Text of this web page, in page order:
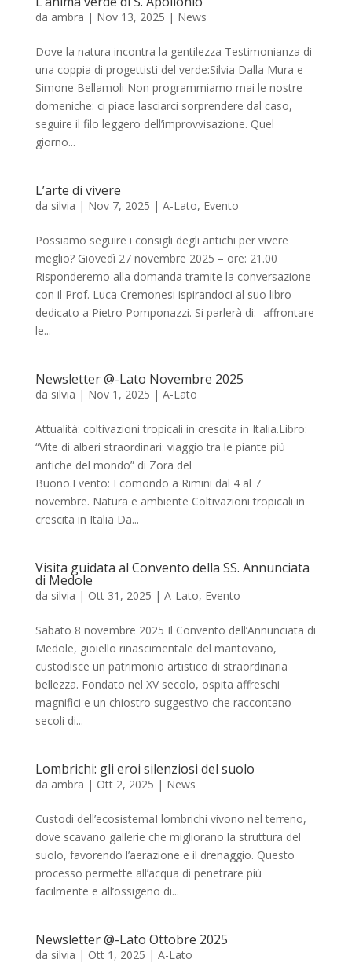
da ambra | Nov 13, 2025 | News
Dove la natura incontra la gentilezza Testimonianza di
una coppia di progettisti del verde:Silvia Dalla Mura e
Simone Bellamoli Non programmiamo mai le nostre
domeniche: ci piace lasciarci sorprendere dal caso,
seguire il filo leggero dell’improvvisazione. Quel
giorno...
L’arte di vivere
da silvia | Nov 7, 2025 | A-Lato, Evento
Possiamo seguire i consigli degli antichi per vivere
meglio? Giovedì 27 novembre 2025 – ore: 21.00
Risponderemo alla domanda tramite la conversazione
con il Prof. Luca Cremonesi ispirandoci al suo libro
dedicato a Pietro Pomponazzi. Si parlerà di:- affrontare
le...
Newsletter @-Lato Novembre 2025
da silvia | Nov 1, 2025 | A-Lato
Attualità: coltivazioni tropicali in crescita in Italia.Libro:
“Vite di alberi straordinari: viaggio tra le piante più
antiche del mondo” di Zora del
Buono.Evento: Ecomondo a Rimini dal 4 al 7
novembre. Natura e ambiente Coltivazioni tropicali in
crescita in Italia Da...
Visita guidata al Convento della SS. Annunciata
di Medole
da silvia | Ott 31, 2025 | A-Lato, Evento
Sabato 8 novembre 2025 Il Convento dell’Annunciata di
Medole, gioiello rinascimentale del mantovano,
custodisce un patrimonio artistico di straordinaria
bellezza. Fondato nel XV secolo, ospita affreschi
magnifici e un chiostro suggestivo che raccontano
secoli di...
Lombrichi: gli eroi silenziosi del suolo
da ambra | Ott 2, 2025 | News
Custodi dell’ecosistemaI lombrichi vivono nel terreno,
dove scavano gallerie che migliorano la struttura del
suolo, favorendo l’aerazione e il drenaggio. Questo
processo permette all’acqua di penetrare più
facilmente e all’ossigeno di...
Newsletter @-Lato Ottobre 2025
da silvia | Ott 1, 2025 | A-Lato